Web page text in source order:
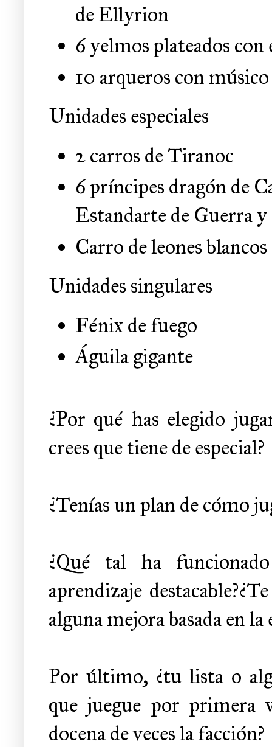
de Ellyrion
6 yelmos plateados
10 arqueros con músico
Unidades especiales
2 carros de Tiranoc
6 príncipes dragón de
Estandarte de Guerra
Carro de leones
Unidades singulares
Fénix de fuego
Águila gigante
¿Por qué has elegido
crees que tiene de especial?
¿Tenías un plan de cómo
¿Qué tal ha
aprendizaje
alguna mejora basada en la
Por último, ¿tu lista o
que juegue por primera
docena de veces la facción?